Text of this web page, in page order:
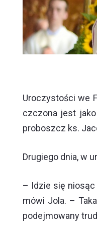
Uroczystości we
czczona jest
proboszcz ks.
Drugiego dnia, w
– Idzie się niosąc
mówi Jola. –
podejmowany